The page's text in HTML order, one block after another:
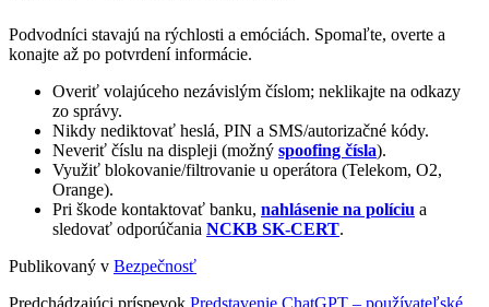
Podvodníci stavajú na rýchlosti a emóciách. Spomaľte, overte a
konajte až po potvrdení informácie.
Overiť volajúceho nezávislým číslom; neklikajte na odkazy
zo správy.
Nikdy nediktovať heslá, PIN a SMS/autorizačné kódy.
Neveriť číslu na displeji (možný spoofing čísla).
Využiť blokovanie/filtrovanie u operátora (Telekom, O2,
Orange).
Pri škode kontaktovať banku, nahlásenie na políciu a
sledovať odporúčania NCKB SK-CERT.
Publikovaný v Bezpečnosť